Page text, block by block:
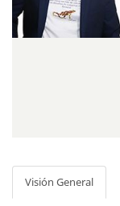
Visión General